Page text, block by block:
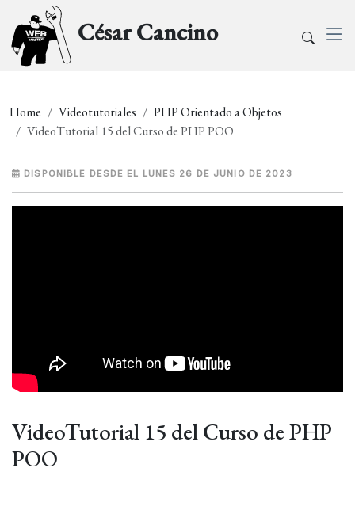
César Cancino
Home Videotutoriales
PHP Orientado a Objetos
VideoTutorial 15 del Curso de PHP POO
DISPONIBLE DESDE EL LUNES 26 DE JUNIO DE 2023
VideoTutorial 15 del Curso de PHP
POO